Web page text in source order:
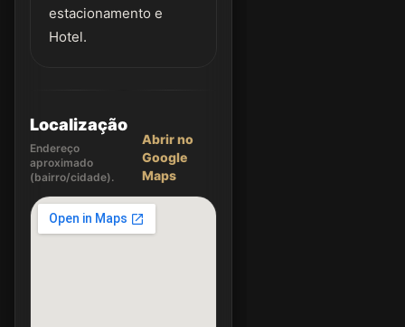
estacionamento e
Hotel.
Localização
Endereço
aproximado
(bairro/cidade).
Abrir no
Google
Maps